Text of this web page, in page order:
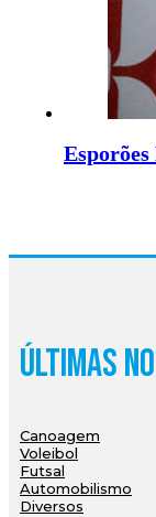
Últimas
Canoagem
Voleibol
Futsal
Automobilismo
Diversos